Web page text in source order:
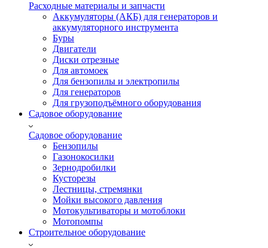
Расходные материалы и запчасти
Аккумуляторы (АКБ) для генераторов и
аккумуляторного инструмента
Буры
Двигатели
Диски отрезные
Для автомоек
Для бензопилы и электропилы
Для генераторов
Для грузоподъёмного оборудования
Садовое оборудование
Садовое оборудование
Бензопилы
Газонокосилки
Зернодробилки
Кусторезы
Лестницы, стремянки
Мойки высокого давления
Мотокультиваторы и мотоблоки
Мотопомпы
Строительное оборудование